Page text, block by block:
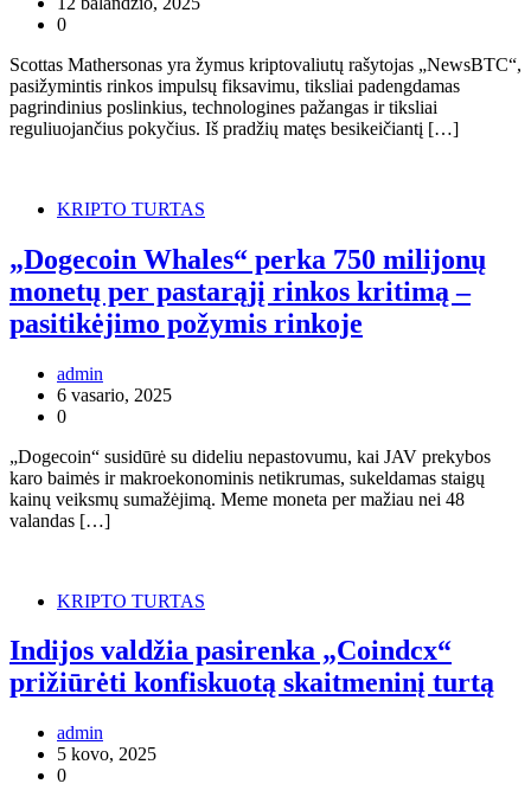
0
Scottas Mathersonas yra žymus kriptovaliutų rašytojas „NewsBTC“,
pasižymintis rinkos impulsų fiksavimu, tiksliai padengdamas
pagrindinius poslinkius, technologines pažangas ir tiksliai
reguliuojančius pokyčius. Iš pradžių matęs besikeičiantį […]
KRIPTO TURTAS
„Dogecoin Whales“ perka 750 milijonų
monetų per pastarąjį rinkos kritimą –
pasitikėjimo požymis rinkoje
admin
6 vasario, 2025
0
„Dogecoin“ susidūrė su dideliu nepastovumu, kai JAV prekybos
karo baimės ir makroekonominis netikrumas, sukeldamas staigų
kainų veiksmų sumažėjimą. Meme moneta per mažiau nei 48
valandas […]
KRIPTO TURTAS
Indijos valdžia pasirenka „Coindcx“
prižiūrėti konfiskuotą skaitmeninį turtą
admin
5 kovo, 2025
0